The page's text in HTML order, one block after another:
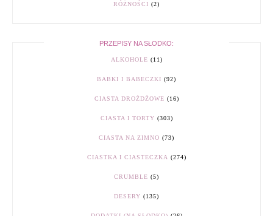
RÓŻNOŚCI (2)
PRZEPISY NA SŁODKO:
ALKOHOLE (11)
BABKI I BABECZKI (92)
CIASTA DROŻDŻOWE (16)
CIASTA I TORTY (303)
CIASTA NA ZIMNO (73)
CIASTKA I CIASTECZKA (274)
CRUMBLE (5)
DESERY (135)